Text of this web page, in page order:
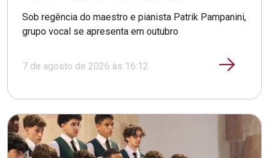
Sob regência do maestro e pianista Patrik Pampanini,
grupo vocal se apresenta em outubro
7 de agosto de 2026 às 16:12